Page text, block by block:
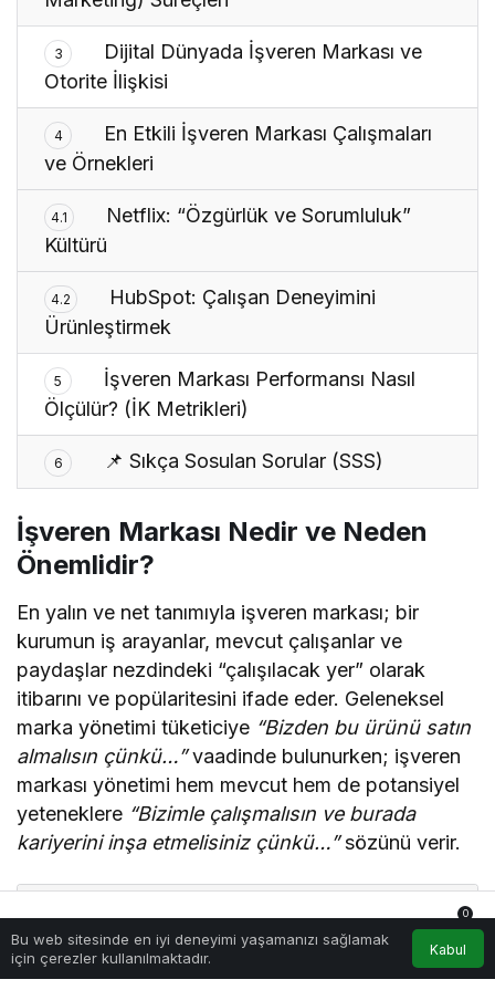
3
Dijital Dünyada İşveren Markası ve
Otorite İlişkisi
4
En Etkili İşveren Markası Çalışmaları
ve Örnekleri
4.1
Netflix: “Özgürlük ve Sorumluluk”
Kültürü
4.2
HubSpot: Çalışan Deneyimini
Ürünleştirmek
5
İşveren Markası Performansı Nasıl
Ölçülür? (İK Metrikleri)
6 📌 Sıkça Sosulan Sorular (SSS)
İşveren Markası Nedir ve Neden
Önemlidir?
En yalın ve net tanımıyla işveren markası; bir
kurumun iş arayanlar, mevcut çalışanlar ve
paydaşlar nezdindeki “çalışılacak yer” olarak
itibarını ve popülaritesini ifade eder. Geleneksel
marka yönetimi tüketiciye “Bizden bu ürünü satın
almalısın çünkü…”vaadinde bulunurken; işveren
markası yönetimi hem mevcut hem de potansiyel
yeteneklere “Bizimle çalışmalısın ve burada
kariyerini inşa etmelisiniz çünkü…”sözünü verir.
                  │      360° İŞVEREN MARKASI ALG
ISI       │
Bu web sitesinde en iyi deneyimi yaşamanızı sağlamak
için çerezler kullanılmaktadır.
Kabul
Anasayfa Akış Hesabım Bildirimler
0